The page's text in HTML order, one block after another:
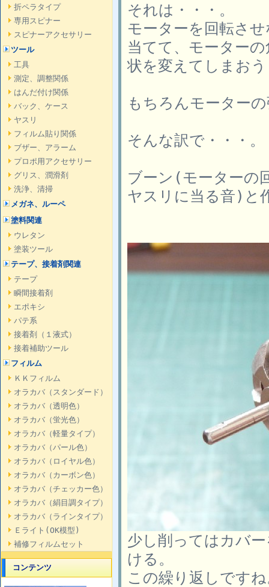
折ペラタイプ
専用スピナー
スピナーアクセサリー
ツール
工具
測定、調整関係
はんだ付け関係
バック、ケース
ヤスリ
フィルム貼り関係
ブザー、アラーム
プロポ用アクセサリー
グリス、潤滑剤
洗浄、清掃
メガネ、ルーペ
塗料関連
ウレタン
塗装ツール
テープ、接着剤関連
テープ
瞬間接着剤
エポキシ
パテ系
接着剤（１液式）
接着補助ツール
フィルム
ＫＫフィルム
オラカバ（スタンダード）
オラカバ（透明色）
オラカバ（蛍光色）
オラカバ（軽量タイプ）
オラカバ（パール色）
オラカバ（ロイヤル色）
オラカバ（カーボン色）
オラカバ（チェッカー色）
オラカバ（絹目調タイプ）
オラカバ（ラインタイプ）
Ｅライト(OK模型)
補修フィルムセット
コンテンツ
それは・・・。
モーターを回転さ
当てて、モーター
状を変えてしまお
もちろんモーター
そんな訳で・・・。
ブーン(モーターの
ヤスリに当る音)と
少し削ってはカバ
ける。
この繰り返しです